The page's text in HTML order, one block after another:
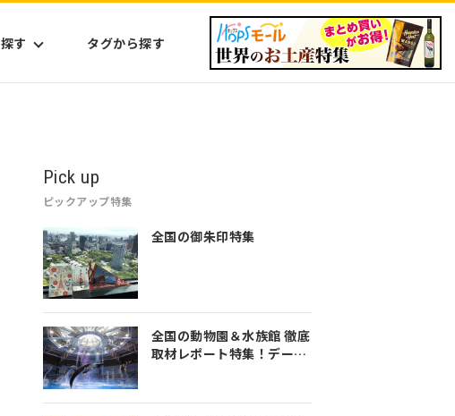
す タグから探す
Pick up
ピックアップ特集
全国の御朱印特集
全国の動物園＆水族館 徹底
取材レポート特集！デート